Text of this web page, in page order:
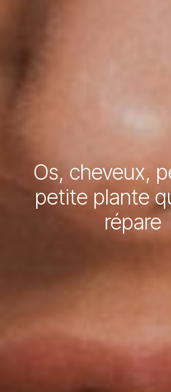
Os, cheveux,
petite plante
répare